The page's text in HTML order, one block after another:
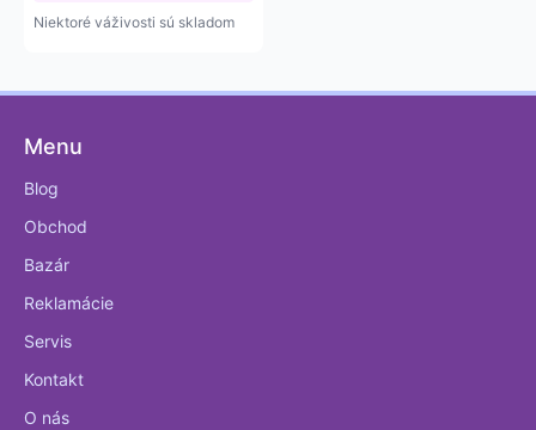
Niektoré váživosti sú skladom
Menu
Blog
Obchod
Bazár
Reklamácie
Servis
Kontakt
O nás